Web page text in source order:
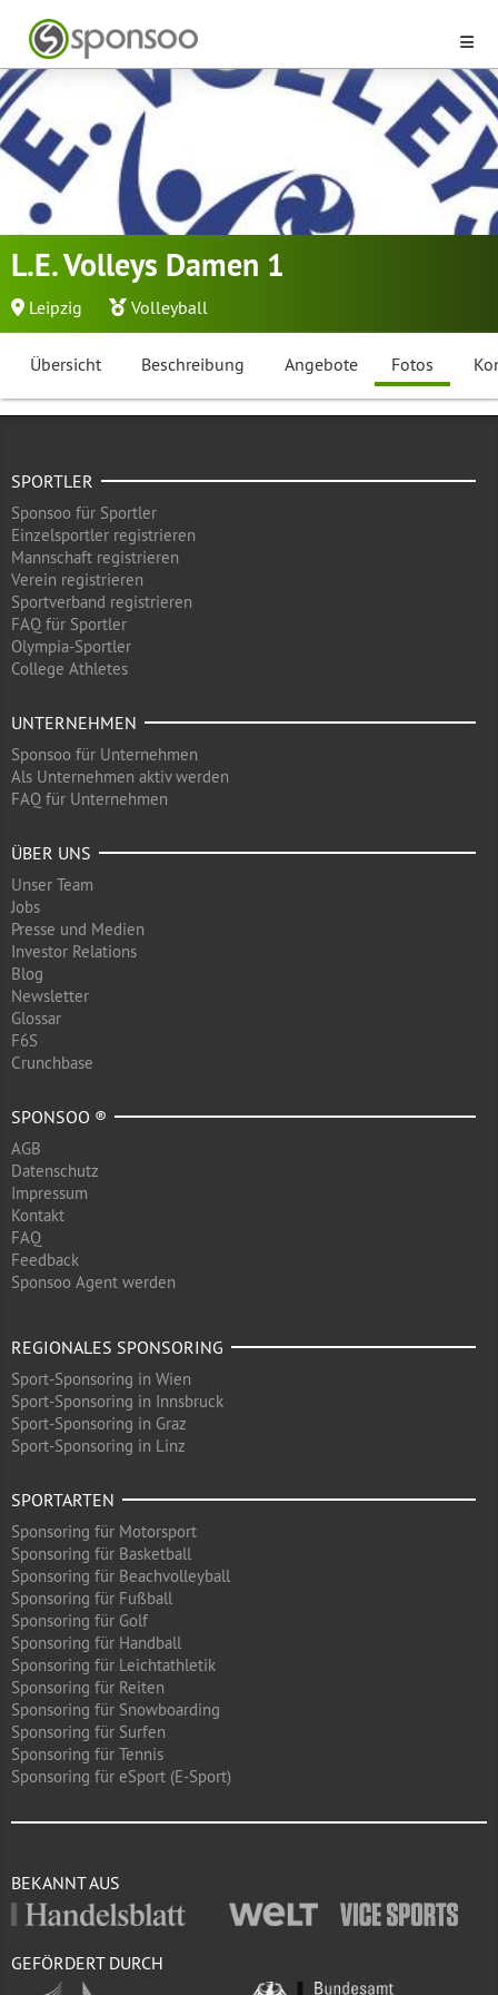
L.E. Volleys Damen 1
Leipzig Volleyball
Übersicht Beschreibung Angebote Fotos
SPORTLER
Sponsoo für Sportler
Einzelsportler registrieren
Mannschaft registrieren
Verein registrieren
Sportverband registrieren
FAQ für Sportler
Olympia-Sportler
College Athletes
UNTERNEHMEN
Sponsoo für Unternehmen
Als Unternehmen aktiv werden
FAQ für Unternehmen
ÜBER UNS
Unser Team
Jobs
Presse und Medien
Investor Relations
Blog
Newsletter
Glossar
F6S
Crunchbase
SPONSOO ®
AGB
Datenschutz
Impressum
Kontakt
FAQ
Feedback
Sponsoo Agent werden
REGIONALES SPONSORING
Sport-Sponsoring in Wien
Sport-Sponsoring in Innsbruck
Sport-Sponsoring in Graz
Sport-Sponsoring in Linz
SPORTARTEN
Sponsoring für Motorsport
Sponsoring für Basketball
Sponsoring für Beachvolleyball
Sponsoring für Fußball
Sponsoring für Golf
Sponsoring für Handball
Sponsoring für Leichtathletik
Sponsoring für Reiten
Sponsoring für Snowboarding
Sponsoring für Surfen
Sponsoring für Tennis
Sponsoring für eSport (E-Sport)
BEKANNT AUS
GEFÖRDERT DURCH